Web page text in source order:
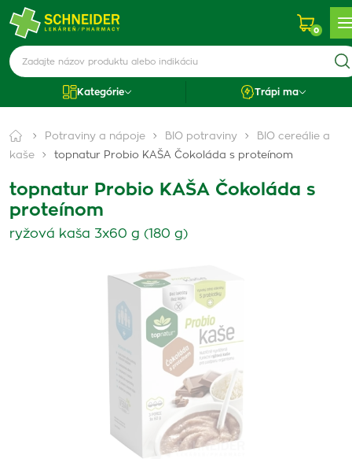
0
Kategórie Trápi ma
Potraviny a nápoje BIO potraviny
BIO cereálie a
kaše
topnatur Probio KAŠA Čokoláda s proteínom
topnatur Probio KAŠA Čokoláda s
proteínom
ryžová kaša 3x60 g (180 g)